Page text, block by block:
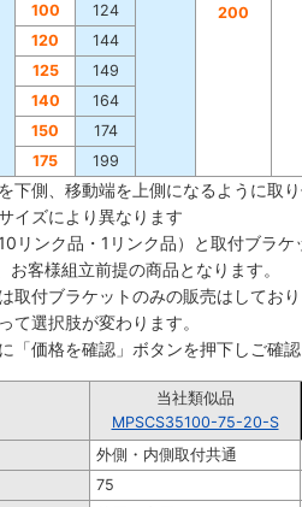
200
100
124
120
144
125
149
140
164
150
174
175
199
下側、移動端を上側になるように取
イズにより異なります
リンク品・1リンク品）と取付ブラ
客様組立前提の商品となります。
取付ブラケットのみの販売はしてお
て選択肢が変わります。
「価格を確認」ボタンを押下しご確
当社類似品
MPSCS35100-75-20-S
外側・内側取付共通
75